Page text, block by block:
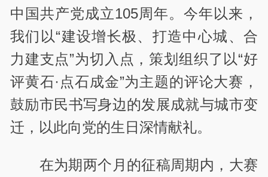
中国共产党成立105周年。今年以来，
我们以“建设增长极、打造中心城、合
力建支点”为切入点，策划组织了以“好
评黄石·点石成金”为主题的评论大赛，
鼓励市民书写身边的发展成就与城市变
迁，以此向党的生日深情献礼。
在为期两个月的征稿周期内，大赛